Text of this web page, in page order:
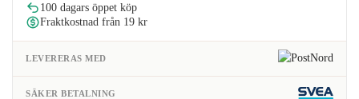
100 dagars öppet köp
Fraktkostnad från 19 kr
LEVERERAS MED
SÄKER BETALNING